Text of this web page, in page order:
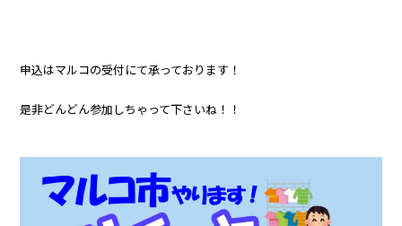
申込はマルコの受付にて承っております！
是非どんどん参加しちゃって下さいね！！